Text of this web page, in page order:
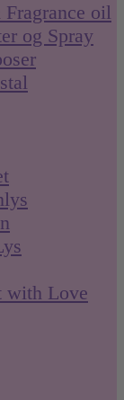
oil
og Spray
with Love